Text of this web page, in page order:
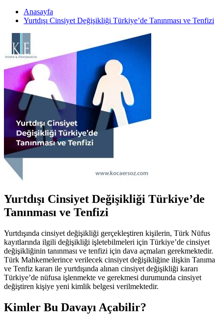
Anasayfa
Yurtdışı Cinsiyet Değişikliği Türkiye’de Tanınması ve Tenfizi
Yurtdışı Cinsiyet Değişikliği Türkiye’de
Tanınması ve Tenfizi
Yurtdışında cinsiyet değişikliği gerçekleştiren kişilerin, Türk Nüfus
kayıtlarında ilgili değişikliği işletebilmeleri için Türkiye’de cinsiyet
değişikliğinin tanınması ve tenfizi için dava açmaları gerekmektedir.
Türk Mahkemelerince verilecek cinsiyet değişikliğine ilişkin Tanıma
ve Tenfiz kararı ile yurtdışında alınan cinsiyet değişikliği kararı
Türkiye’de nüfusa işlenmekte ve gerekmesi durumunda cinsiyet
değiştiren kişiye yeni kimlik belgesi verilmektedir.
Kimler Bu Davayı Açabilir?